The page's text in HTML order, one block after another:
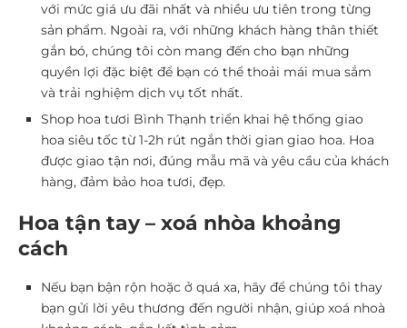
với mức giá ưu đãi nhất và nhiều ưu tiên trong từng
sản phẩm. Ngoài ra, với những khách hàng thân thiết
gắn bó, chúng tôi còn mang đến cho bạn những
quyền lợi đặc biệt để bạn có thể thoải mái mua sắm
và trải nghiệm dịch vụ tốt nhất.
Shop hoa tươi Bình Thạnh triển khai hệ thống giao
hoa siêu tốc từ 1-2h rút ngắn thời gian giao hoa. Hoa
được giao tận nơi, đúng mẫu mã và yêu cầu của khách
hàng, đảm bảo hoa tươi, đẹp.
Hoa tận tay – xoá nhòa khoảng
cách
Nếu bạn bận rộn hoặc ở quá xa, hãy để chúng tôi thay
bạn gửi lời yêu thương đến người nhận, giúp xoá nhoà